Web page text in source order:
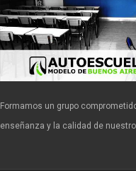
Formamos un grupo
enseñanza y la calidad de